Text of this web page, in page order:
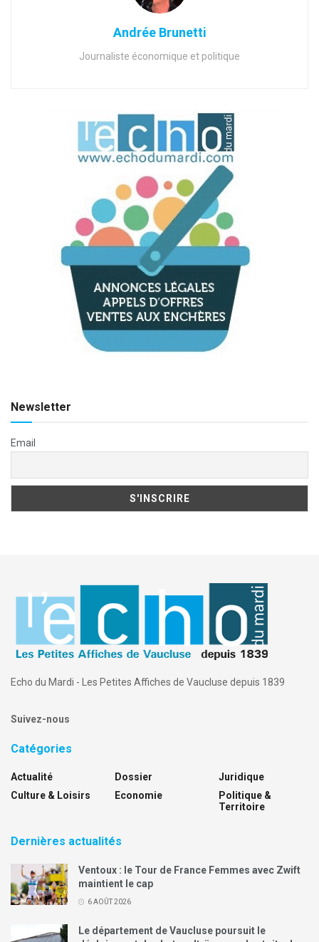
Andrée Brunetti
Journaliste économique et politique
Newsletter
Email
Echo du Mardi - Les Petites Affiches de Vaucluse depuis 1839
Suivez-nous
Catégories
Actualité
Culture & Loisirs
Dossier
Economie
Juridique
Politique &
Territoire
Dernières actualités
Ventoux : le Tour de France Femmes avec Zwift
maintient le cap
6 AOÛT 2026
Le département de Vaucluse poursuit le